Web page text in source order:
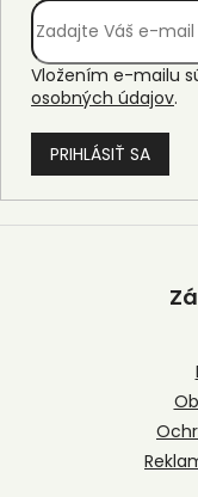
Vložením e-mailu
osobných údajov.
PRIHLÁSIŤ SA
Z